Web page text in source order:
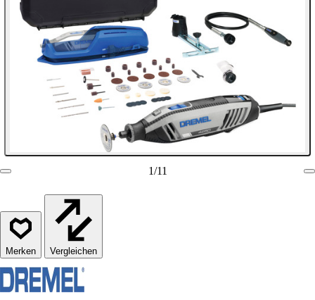
1/11
Vergleichen